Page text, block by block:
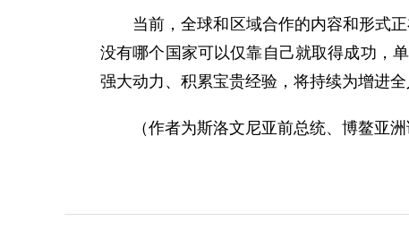
当前，全球和区域合作的内容和形式正
没有哪个国家可以仅靠自己就取得成功，
强大动力、积累宝贵经验，将持续为增进全
（作者为斯洛文尼亚前总统、博鳌亚洲